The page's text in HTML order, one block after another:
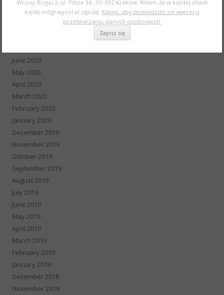
October 2020
June 2020
May 2020
April 2020
March 2020
February 2020
January 2020
December 2019
November 2019
October 2019
September 2019
August 2019
July 2019
June 2019
May 2019
April 2019
March 2019
February 2019
January 2019
December 2018
November 2018
Wrony-Bogacz, ul. Piltza 34, 30-392 Kraków. Wiem, że w każdej chwili
będę mógł wycofać zgodę. Kliknij, aby dowiedzieć się więcej o
przetwarzaniu danych osobowych.